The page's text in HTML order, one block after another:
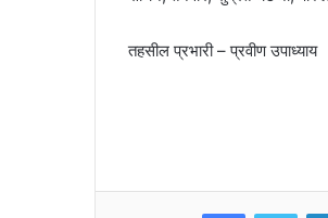
तहसील प्रभारी – प्रवीण उपाध्याय